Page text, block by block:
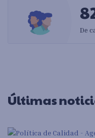
De
Últimas